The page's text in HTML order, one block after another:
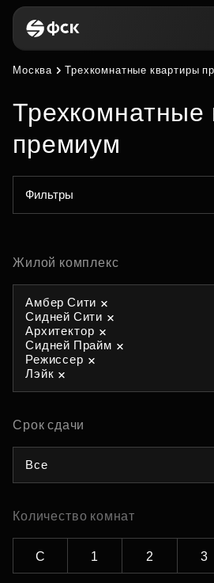
Москва Трехкомнатные квартиры
Трехкомнатные
премиум
Фильтры
Жилой комплекс
Амбер Сити
Сидней Сити
Архитектор
Сидней Прайм
Режиссер
Лэйк
Срок сдачи
Все
Количество комнат
С 1 2 3